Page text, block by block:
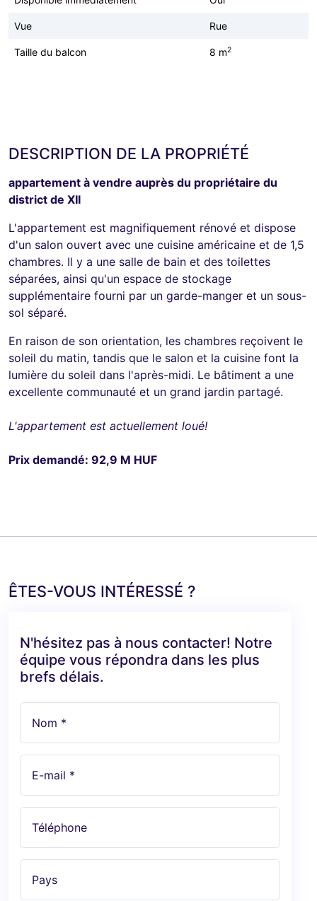
Vue Rue
Taille du balcon 8 m2
DESCRIPTION DE LA PROPRIÉTÉ
appartement à vendre auprès du propriétaire du
district de XII
L'appartement est magnifiquement rénové et dispose
d'un salon ouvert avec une cuisine américaine et de 1,5
chambres. Il y a une salle de bain et des toilettes
séparées, ainsi qu'un espace de stockage
supplémentaire fourni par un garde-manger et un sous-
sol séparé.
En raison de son orientation, les chambres reçoivent le
soleil du matin, tandis que le salon et la cuisine font la
lumière du soleil dans l'après-midi. Le bâtiment a une
excellente communauté et un grand jardin partagé.
L'appartement est actuellement loué!
Prix demandé: 92,9 M HUF
ÊTES-VOUS INTÉRESSÉ ?
N'hésitez pas à nous contacter! Notre
équipe vous répondra dans les plus
brefs délais.
Nom *
E-mail *
Téléphone
Pays